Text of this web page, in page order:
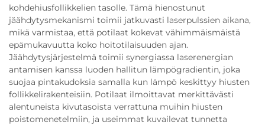
kohdehiusfollikkelien tasolle. Tämä hienostunut
jäähdytysmekanismi toimii jatkuvasti laserpulssien aikana,
mikä varmistaa, että potilaat kokevat vähimmäismäistä
epämukavuutta koko hoitotilaisuuden ajan.
Jäähdytysjärjestelmä toimii synergiassa laserenergian
antamisen kanssa luoden hallitun lämpögradientin, joka
suojaa pintakudoksia samalla kun lämpö keskittyy hiusten
follikkelirakenteisiin. Potilaat ilmoittavat merkittävästi
alentuneista kivutasoista verrattuna muihin hiusten
poistomenetelmiin, ja useimmat kuvailevat tunnetta